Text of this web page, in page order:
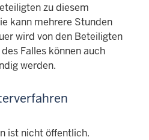
zu diesem
kann mehrere Stunden
wird von den Beteiligten
Falles können auch
werden.
ist nicht öffentlich.